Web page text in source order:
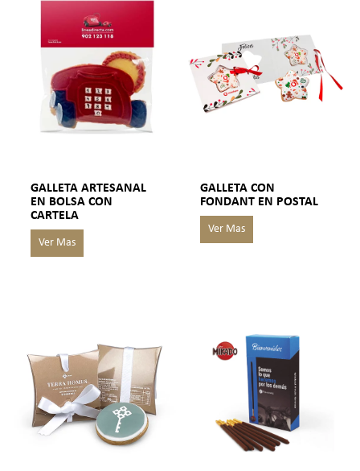
GALLETA ARTESANAL
EN BOLSA CON
CARTELA
GALLETA CON
FONDANT EN POSTAL